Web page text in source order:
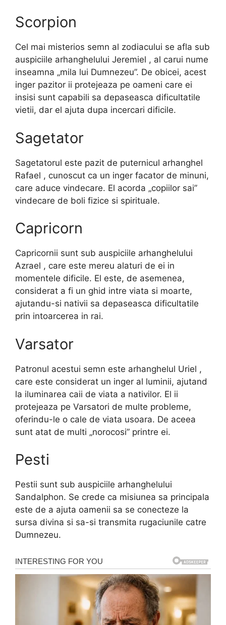
Scorpion
Cel mai misterios semn al zodiacului se afla sub
auspiciile arhanghelului Jeremiel , al carui nume
inseamna „mila lui Dumnezeu”. De obicei, acest
inger pazitor ii protejeaza pe oameni care ei
insisi sunt capabili sa depaseasca dificultatile
vietii, dar el ajuta dupa incercari dificile.
Sagetator
Sagetatorul este pazit de puternicul arhanghel
Rafael , cunoscut ca un inger facator de minuni,
care aduce vindecare. El acorda „copiilor sai”
vindecare de boli fizice si spirituale.
Capricorn
Capricornii sunt sub auspiciile arhanghelului
Azrael , care este mereu alaturi de ei in
momentele dificile. El este, de asemenea,
considerat a fi un ghid intre viata si moarte,
ajutandu-si nativii sa depaseasca dificultatile
prin intoarcerea in rai.
Varsator
Patronul acestui semn este arhanghelul Uriel ,
care este considerat un inger al luminii, ajutand
la iluminarea caii de viata a nativilor. El ii
protejeaza pe Varsatori de multe probleme,
oferindu-le o cale de viata usoara. De aceea
sunt atat de multi „norocosi” printre ei.
Pesti
Pestii sunt sub auspiciile arhanghelului
Sandalphon. Se crede ca misiunea sa principala
este de a ajuta oamenii sa se conecteze la
sursa divina si sa-si transmita rugaciunile catre
Dumnezeu.